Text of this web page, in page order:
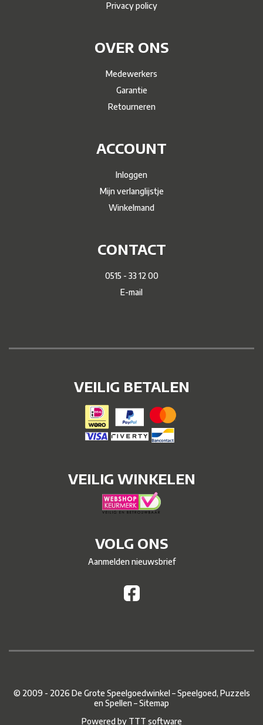
Privacy policy
OVER ONS
Medewerkers
Garantie
Retourneren
ACCOUNT
Inloggen
Mijn verlanglijstje
Winkelmand
CONTACT
0515 - 33 12 00
E-mail
VEILIG BETALEN
VEILIG WINKELEN
VOLG ONS
Aanmelden nieuwsbrief
© 2009 - 2026 De Grote Speelgoedwinkel – Speelgoed, Puzzels
en Spellen –Sitemap
Powered by TTT software